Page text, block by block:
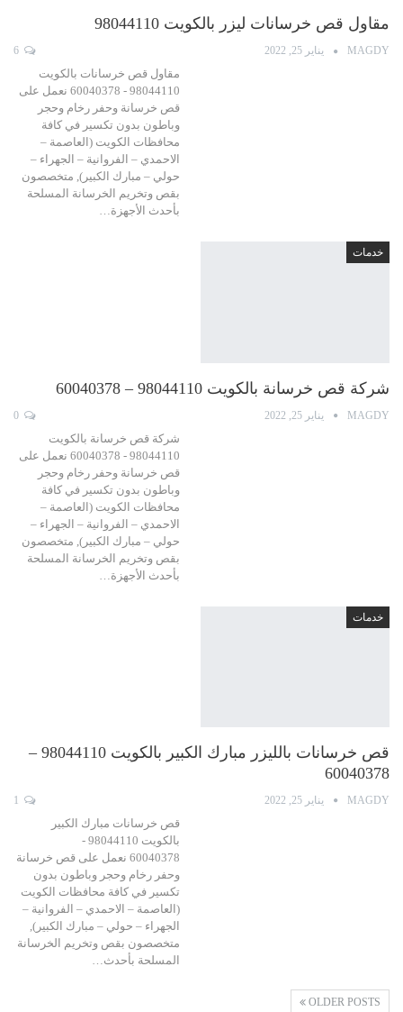
مقاول قص خرسانات ليزر بالكويت 98044110
MAGDY يناير 25, 2022
مقاول قص خرسانات بالكويت
98044110 - 60040378 نعمل على
قص خرسانة وحفر رخام وحجر
وباطون بدون تكسير في كافة
محافظات الكويت (العاصمة –
الاحمدي – الفروانية – الجهراء –
حولي – مبارك الكبير), متخصصون
بقص وتخريم الخرسانة المسلحة
بأحدث الأجهزة…
خدمات
شركة قص خرسانة بالكويت 98044110 – 60040378
MAGDY يناير 25, 2022
شركة قص خرسانة بالكويت
98044110 - 60040378 نعمل على
قص خرسانة وحفر رخام وحجر
وباطون بدون تكسير في كافة
محافظات الكويت (العاصمة –
الاحمدي – الفروانية – الجهراء –
حولي – مبارك الكبير), متخصصون
بقص وتخريم الخرسانة المسلحة
بأحدث الأجهزة…
خدمات
قص خرسانات بالليزر مبارك الكبير بالكويت 98044110 –
60040378
MAGDY يناير 25, 2022
قص خرسانات مبارك الكبير
بالكويت 98044110 -
60040378 نعمل على قص خرسانة
وحفر رخام وحجر وباطون بدون
تكسير في كافة محافظات الكويت
(العاصمة – الاحمدي – الفروانية –
الجهراء – حولي – مبارك الكبير),
متخصصون بقص وتخريم الخرسانة
المسلحة بأحدث…
OLDER POSTS